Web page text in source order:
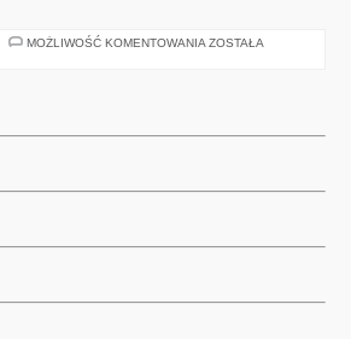
MOŻLIWOŚĆ KOMENTOWANIA FORMA
ZOSTAŁA